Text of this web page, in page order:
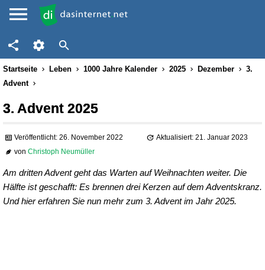
Startseite Leben 1000 Jahre Kalender 2025 Dezember
3.
Advent
3. Advent 2025
Veröffentlicht: 26. November 2022
Aktualisiert: 21. Januar 2023
vonChristoph Neumüller
Am dritten Advent geht das Warten auf Weihnachten weiter. Die
Hälfte ist geschafft: Es brennen drei Kerzen auf dem Adventskranz.
Und hier erfahren Sie nun mehr zum 3. Advent im Jahr 2025.